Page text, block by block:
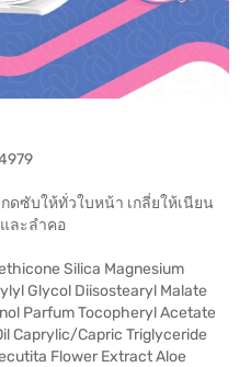
ดซับให้ทั่วใบหน้า เกลี่ยให้เนียน
ละลำคอ
Silica Magnesium
Glycol Diisostearyl Malate
Parfum Tocopheryl Acetate
Caprylic/Capric Triglyceride
Flower Extract Aloe